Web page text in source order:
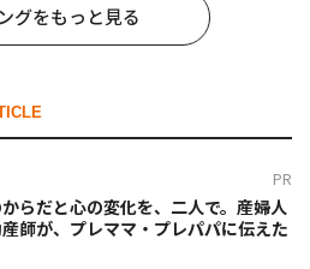
グをもっと見る
PR
らだと心の変化を、二人で。産婦人
師が、プレママ・プレパパに伝えた